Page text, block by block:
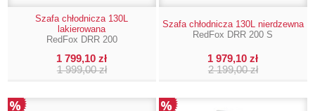
Szafa chłodnicza 130L
lakierowana
RedFox DRR 200
1 799,10 zł
1 999,00 zł
Szafa chłodnicza 130L nierdzewna
RedFox DRR 200 S
1 979,10 zł
2 199,00 zł